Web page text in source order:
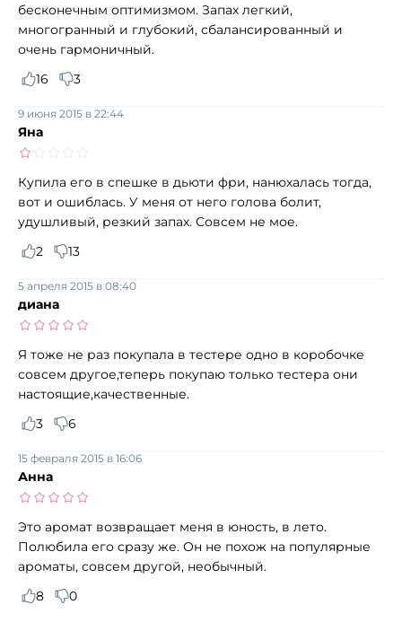
бесконечным оптимизмом. Запах легкий,
многогранный и глубокий, сбалансированный и
очень гармоничный.
16
3
Яна
9 июня 2015 в 22:44
Купила его в спешке в дьюти фри, нанюхалась тогда,
вот и ошиблась. У меня от него голова болит,
удушливый, резкий запах. Совсем не мое.
2
13
диана
5 апреля 2015 в 08:40
Я тоже не раз покупала в тестере одно в коробочке
совсем другое,теперь покупаю только тестера они
настоящие,качественные.
3
6
Анна
15 февраля 2015 в 16:06
Это аромат возвращает меня в юность, в лето.
Полюбила его сразу же. Он не похож на популярные
ароматы, совсем другой, необычный.
8
0